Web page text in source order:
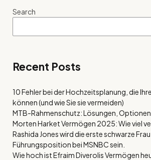
Search
Recent Posts
10 Fehler bei der Hochzeitsplanung, die
können (und wie Sie sie vermeiden)
MTB-Rahmenschutz: Lösungen,
Morten Harket Vermögen 2025: Wie viel
Rashida Jones wird die erste schwarze
Führungsposition bei MSNBC sein.
Wie hoch ist Efraim Diverolis Vermögen